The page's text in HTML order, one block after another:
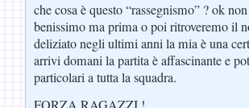
che cosa è questo “rassegnismo” ? ok
benissimo ma prima o poi ritroveremo il
deliziato negli ultimi anni la mia è una
arrivi domani la partita è affascinante e
particolari a tutta la squadra.